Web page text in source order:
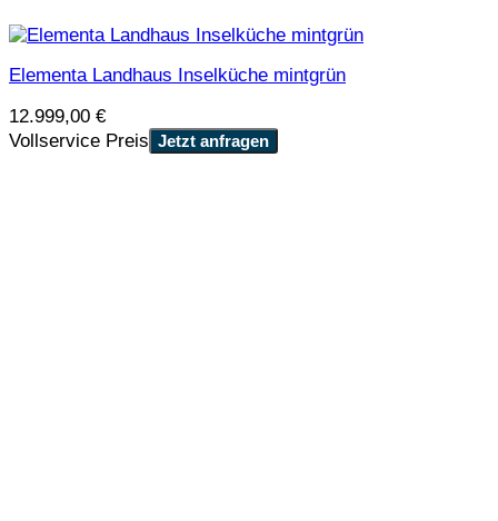
Elementa Landhaus Inselküche mintgrün
12.999,00 €
Vollservice Preis Jetzt anfragen